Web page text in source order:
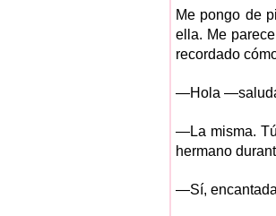
Me pongo de
ella. Me
recordado
—Hola
—La misma.
hermano
—Sí,